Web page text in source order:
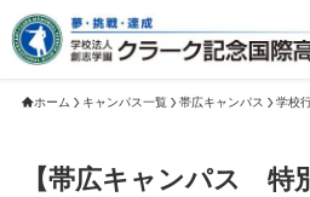
ホーム キャンパス一覧 帯広キャンパス 学校
【帯広キャンパス 特